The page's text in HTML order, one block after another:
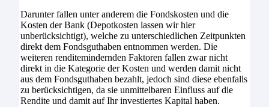
Darunter fallen unter anderem die Fondskosten und die
Kosten der Bank (Depotkosten lassen wir hier
unberücksichtigt), welche zu unterschiedlichen Zeitpunkten
direkt dem Fondsguthaben entnommen werden. Die
weiteren renditemindernden Faktoren fallen zwar nicht
direkt in die Kategorie der Kosten und werden damit nicht
aus dem Fondsguthaben bezahlt, jedoch sind diese ebenfalls
zu berücksichtigen, da sie unmittelbaren Einfluss auf die
Rendite und damit auf Ihr investiertes Kapital haben.